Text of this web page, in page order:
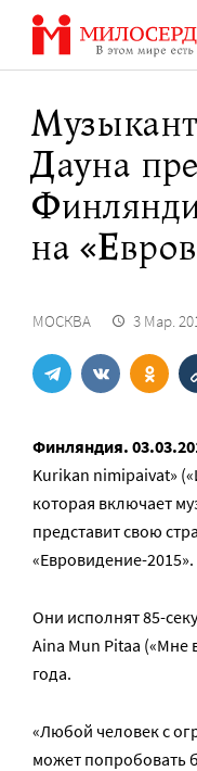
Перейти
содержанию
Дауна
на
МОСКВА 3 Мар.
Финляндия.
Kurikan nimipаivаt»
которая включает
представит свою
«Евровидение-2015».
Они исполнят 85-
Aina Mun Pitaa («Мне
года.
«Любой человек с
может попробовать